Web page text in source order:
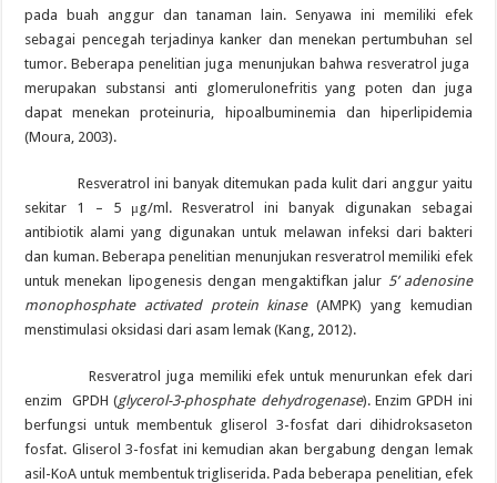
pada buah anggur dan tanaman lain. Senyawa ini memiliki efek
sebagai pencegah terjadinya kanker dan menekan pertumbuhan sel
tumor. Beberapa penelitian juga menunjukan bahwa resveratrol juga
merupakan substansi anti glomerulonefritis yang poten dan juga
dapat menekan proteinuria, hipoalbuminemia dan hiperlipidemia
(Moura, 2003).
Resveratrol ini banyak ditemukan pada kulit dari anggur yaitu
sekitar 1 – 5 μg/ml. Resveratrol ini banyak digunakan sebagai
antibiotik alami yang digunakan untuk melawan infeksi dari bakteri
dan kuman. Beberapa penelitian menunjukan resveratrol memiliki efek
untuk menekan lipogenesis dengan mengaktifkan jalur 5’ adenosine
monophosphate activated protein kinase(AMPK) yang kemudian
menstimulasi oksidasi dari asam lemak (Kang, 2012).
Resveratrol juga memiliki efek untuk menurunkan efek dari
enzim
GPDH (glycerol-3-phosphate dehydrogenase). Enzim GPDH ini
berfungsi untuk membentuk gliserol 3-fosfat dari dihidroksaseton
fosfat. Gliserol 3-fosfat ini kemudian akan bergabung dengan lemak
asil-KoA untuk membentuk trigliserida. Pada beberapa penelitian, efek